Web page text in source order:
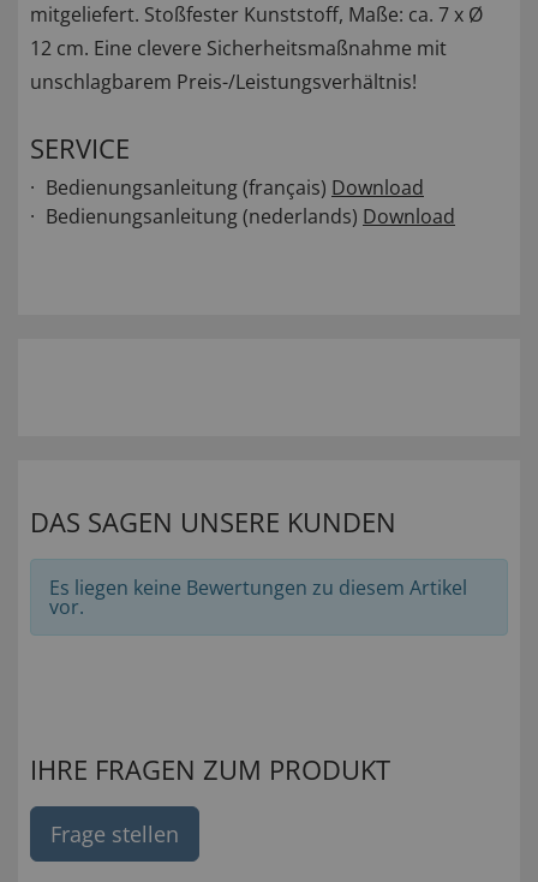
mitgeliefert. Stoßfester Kunststoff, Maße: ca. 7 x Ø
12 cm. Eine clevere Sicherheitsmaßnahme mit
unschlagbarem Preis-/Leistungsverhältnis!
SERVICE
Bedienungsanleitung (français) Download
Bedienungsanleitung (nederlands) Download
DAS SAGEN UNSERE KUNDEN
Es liegen keine Bewertungen zu diesem Artikel
vor.
IHRE FRAGEN ZUM PRODUKT
Frage stellen